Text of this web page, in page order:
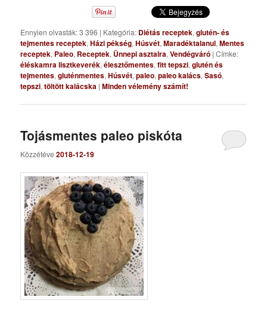
Ennyien olvasták: 3 396 | Kategória: Diétás receptek,glutén- és
tejmentes receptek,Házi pékség,Húsvét,Maradéktalanul,Mentes
receptek, Paleo, Receptek, Ünnepi asztalra,Vendégváró |Címke:
éléskamra lisztkeverék,élesztőmentes,fitt tepszi,glutén és
tejmentes,gluténmentes,Húsvét,paleo,paleo kalács,Sasó,
tepszi,töltött kalácska |Minden vélemény számít!
Tojásmentes paleo piskóta
Közzétéve2018-12-19